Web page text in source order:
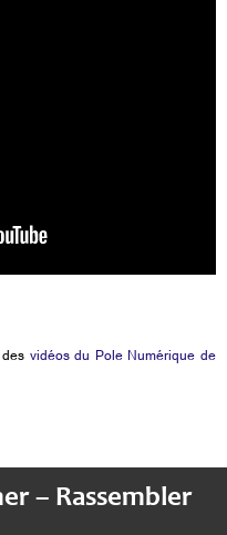
vidéos du Pole Numérique de
– Rassembler